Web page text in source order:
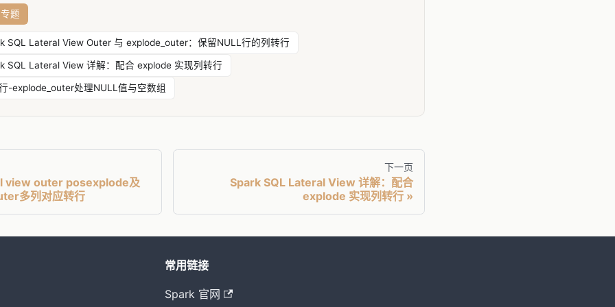
题
SQL Lateral View Outer 与 explode_outer：保留NULL行的列转行
SQL Lateral View 详解：配合 explode 实现列转行
-explode_outer处理NULL值与空数组
view outer posexplode及
多列对应转行
下一页
Spark SQL Lateral View 详解：配合
explode 实现列转行
常用链接
Spark 官网